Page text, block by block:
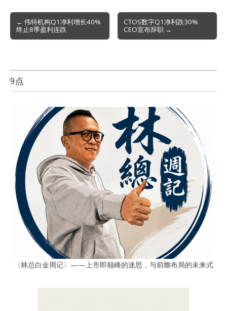
Post
navigation
← 伟特机构Q1净利增长40%
终止8季盈利连跌
CTOS数字Q1净利跌30%
CEO宣布辞职 →
9点
〈林总白金周记〉——上市即颠峰的迷思，与前瞻布局的未来式